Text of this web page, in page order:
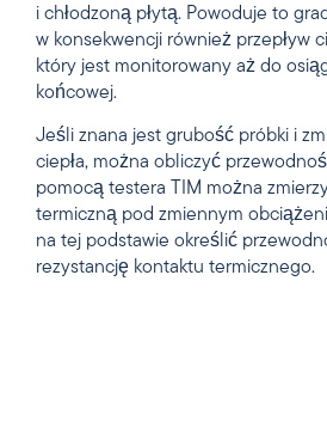
i chłodzoną płytą. Powoduje to
w konsekwencji również przepływ
który jest monitorowany aż do
końcowej.
Jeśli znana jest grubość próbki i
ciepła, można obliczyć
pomocą testera TIM można
termiczną pod zmiennym
na tej podstawie określić
rezystancję kontaktu termicznego.